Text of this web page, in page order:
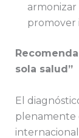
armonizar
promover
sola salud”
El
plenamente